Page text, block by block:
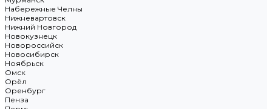
Набережные Челны
Нижневартовск
Нижний Новгород
Новокузнецк
Новороссийск
Новосибирск
Ноябрьск
Омск
Орёл
Оренбург
Пенза